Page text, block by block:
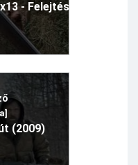
- Felejtés
(2009)